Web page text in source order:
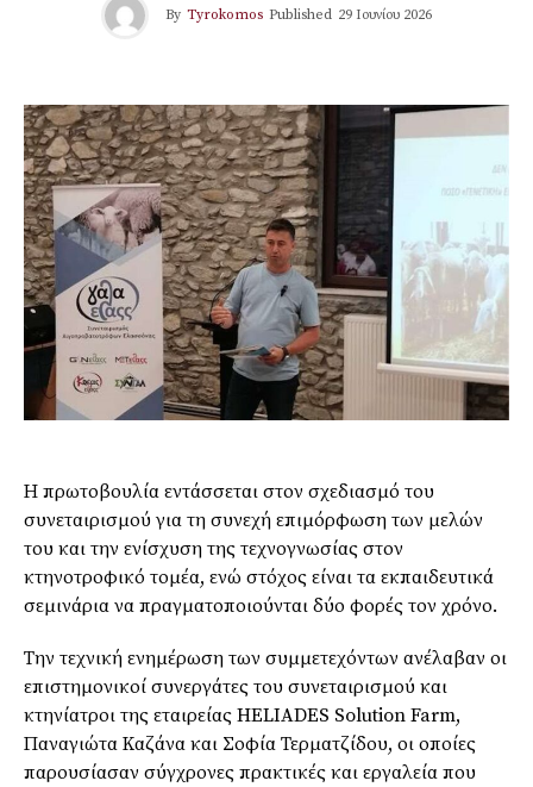
By Tyrokomos Published 29 Ιουνίου 2026
Η πρωτοβουλία εντάσσεται στον σχεδιασμό του
συνεταιρισμού για τη συνεχή επιμόρφωση των μελών
του και την ενίσχυση της τεχνογνωσίας στον
κτηνοτροφικό τομέα, ενώ στόχος είναι τα εκπαιδευτικά
σεμινάρια να πραγματοποιούνται δύο φορές τον χρόνο.
Την τεχνική ενημέρωση των συμμετεχόντων ανέλαβαν οι
επιστημονικοί συνεργάτες του συνεταιρισμού και
κτηνίατροι της εταιρείας HELIADES Solution Farm,
Παναγιώτα Καζάνα και Σοφία Τερματζίδου, οι οποίες
παρουσίασαν σύγχρονες πρακτικές και εργαλεία που